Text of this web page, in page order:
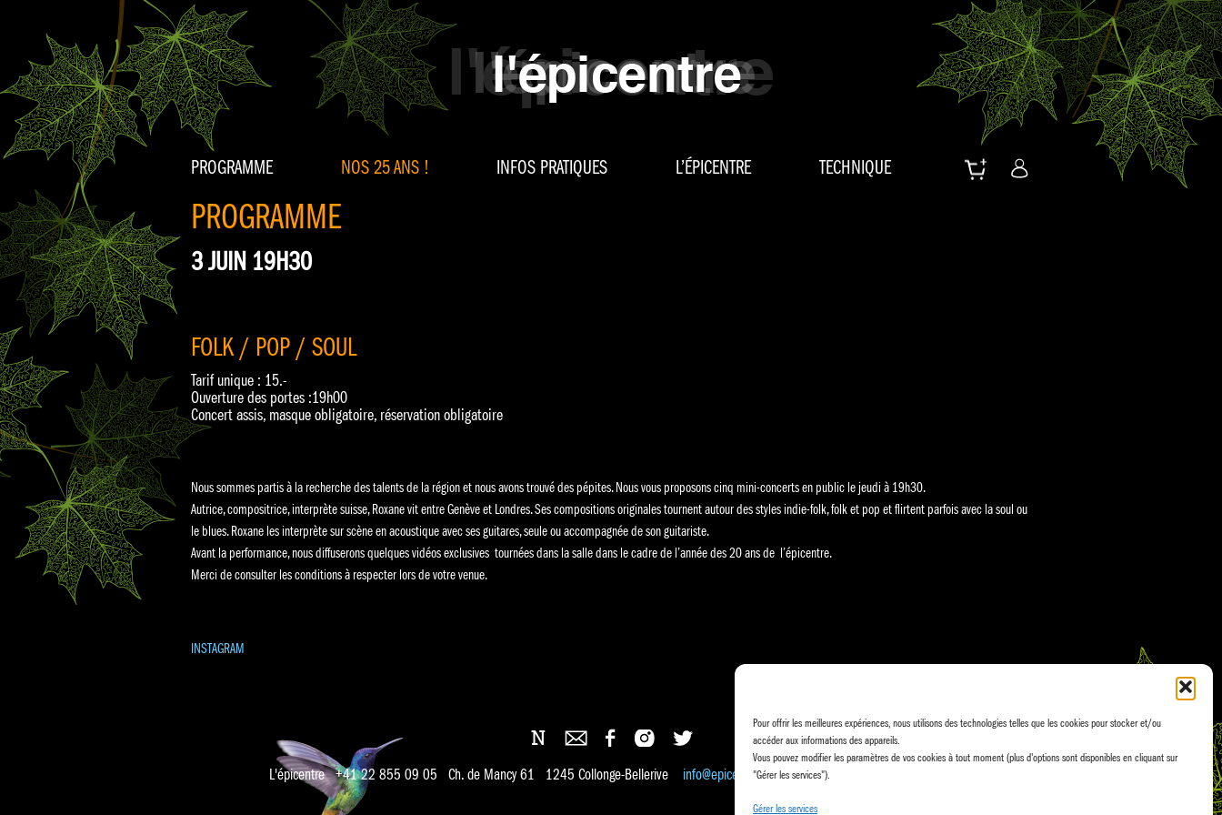
Pour offrir les meilleures expériences, nous utilisons des technologies telles que les cookies pour stocker et/ou
accéder aux informations des appareils.
Vous pouvez modifier les paramètres de vos cookies à tout moment (plus d'options sont disponibles en cliquant sur
"Gérer les services").
Gérer les services
PROGRAMME NOS 25 ANS ! INFOS PRATIQUES L’ÉPICENTRE TECHNIQUE
PROGRAMME
3 JUIN 19H30
FOLK / POP / SOUL
Tarif unique : 15.-
Ouverture des portes :19h00
Concert assis, masque obligatoire, réservation obligatoire
Nous sommes partis à la recherche des talents de la région et nous avons trouvé des pépites. Nous vous proposons cinq mini-concerts en public le jeudi à 19h30.
Autrice, compositrice, interprète suisse, Roxane vit entre Genève et Londres. Ses compositions originales tournent autour des styles indie-folk, folk et pop et flirtent parfois avec la soul ou
le blues. Roxane les interprète sur scène en acoustique avec ses guitares, seule ou accompagnée de son guitariste.
Avant la performance, nous diffuserons quelques vidéos exclusives tournées dans la salle dans le cadre de l’année des 20 ans de l’épicentre.
Merci de consulter les conditions à respecter lors de votre venue.
INSTAGRAM
L'épicentre +41 22 855 09 05 Ch. de Mancy 61 1245 Collonge-Bellerive info@epicentre.ch